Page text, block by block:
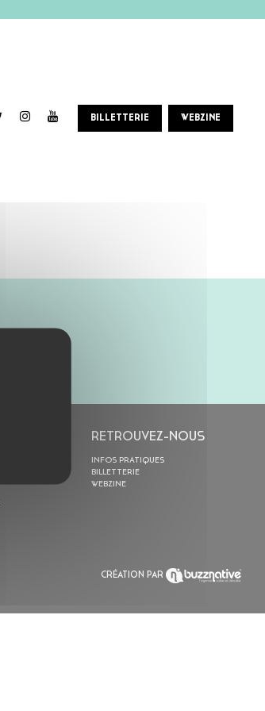
BILLETTERIE WEBZINE
RETROUVEZ-NOUS
INFOS PRATIQUES
BILLETTERIE
WEBZINE
CRÉATION PAR